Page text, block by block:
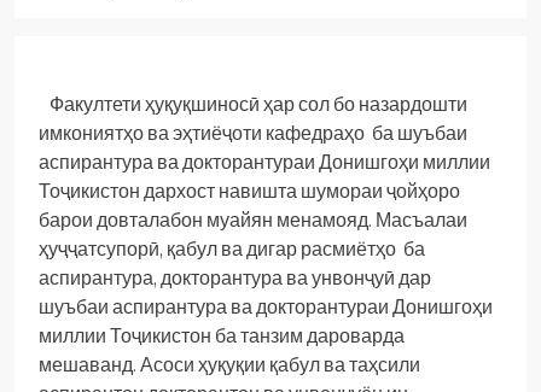
Факултети ҳуқуқшиносӣ ҳар сол бо назардошти
имкониятҳо ва эҳтиёҷоти кафедраҳо ба шуъбаи
аспирантура ва докторантураи Донишгоҳи миллии
Тоҷикистон дархост навишта шумораи ҷойҳоро
барои довталабон муайян менамояд. Масъалаи
ҳуҷҷатсупорӣ, қабул ва дигар расмиётҳо ба
аспирантура, докторантура ва унвонҷуӣ дар
шуъбаи аспирантура ва докторантураи Донишгоҳи
миллии Тоҷикистон ба танзим дароварда
мешаванд. Асоси ҳуқуқии қабул ва таҳсили